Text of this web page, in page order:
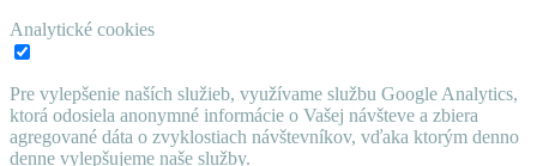
Analytické cookies
Pre vylepšenie naších služieb, využívame službu Google Analytics,
ktorá odosiela anonymné informácie o Vašej návšteve a zbiera
agregované dáta o zvyklostiach návštevníkov, vďaka ktorým denno
denne vylepšujeme naše služby.